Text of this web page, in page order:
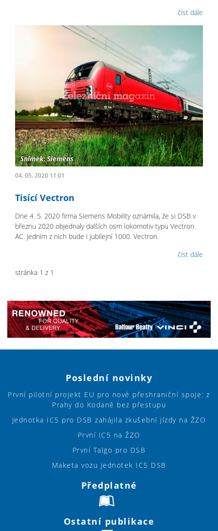
číst dále
04. 05. 2020 11:01
Tisící Vectron
Dne 4. 5. 2020 firma Siemens Mobility oznámila, že si DSB v
březnu 2020 objednaly dalších osm lokomotiv typu Vectron
AC. Jedním z nich bude i jubilejní 1000. Vectron.
číst dále
stránka 1 z 1
Poslední novinky
První pilotní projekt EU pro nové přeshraniční spoje: z
Prahy do Kodaně bez přestupu
Jednotka IC5 pro DSB zahájila zkušební jízdy na ŽZO
První IC5 na ŽZO
První Talgo pro DSB
Maketa vozu jednotek IC5 DSB
Předplatné
Ostatní publikace